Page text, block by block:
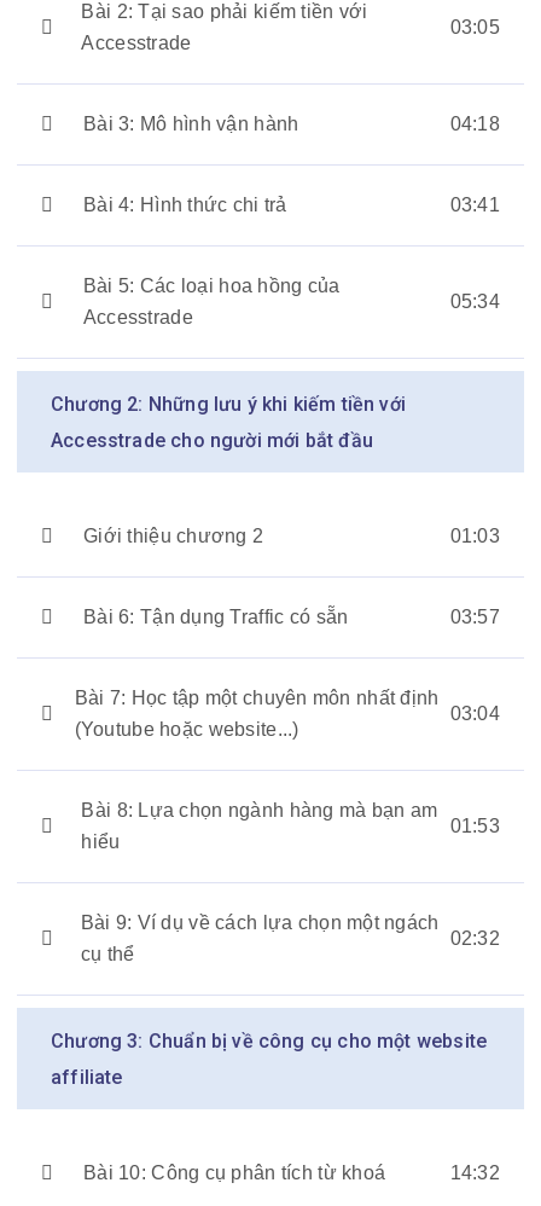
Bài 2: Tại sao phải kiếm tiền với
Accesstrade
03:05
Bài 3: Mô hình vận hành 04:18
Bài 4: Hình thức chi trả 03:41
Bài 5: Các loại hoa hồng của
Accesstrade
05:34
Chương 2: Những lưu ý khi kiếm tiền với
Accesstrade cho người mới bắt đầu
Giới thiệu chương 2 01:03
Bài 6: Tận dụng Traffic có sẵn 03:57
Bài 7: Học tập một chuyên môn nhất định
(Youtube hoặc website...)
03:04
Bài 8: Lựa chọn ngành hàng mà bạn am
hiểu
01:53
Bài 9: Ví dụ về cách lựa chọn một ngách
cụ thể
02:32
Chương 3: Chuẩn bị về công cụ cho một website
affiliate
Bài 10: Công cụ phân tích từ khoá 14:32